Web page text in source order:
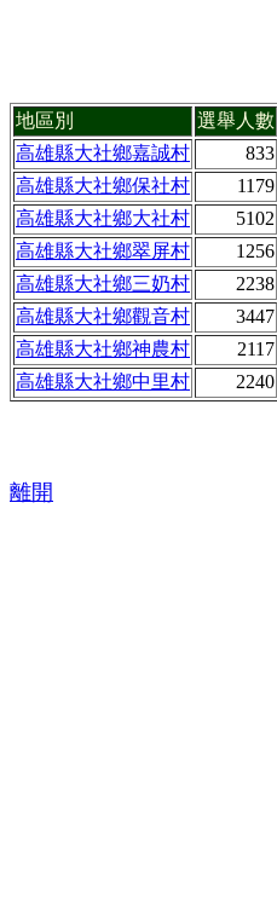
地區別 選舉人數
高雄縣大社鄉嘉誠村
833
高雄縣大社鄉保社村
1179
高雄縣大社鄉大社村
5102
高雄縣大社鄉翠屏村
1256
高雄縣大社鄉三奶村
2238
高雄縣大社鄉觀音村
3447
高雄縣大社鄉神農村
2117
高雄縣大社鄉中里村
2240
離開